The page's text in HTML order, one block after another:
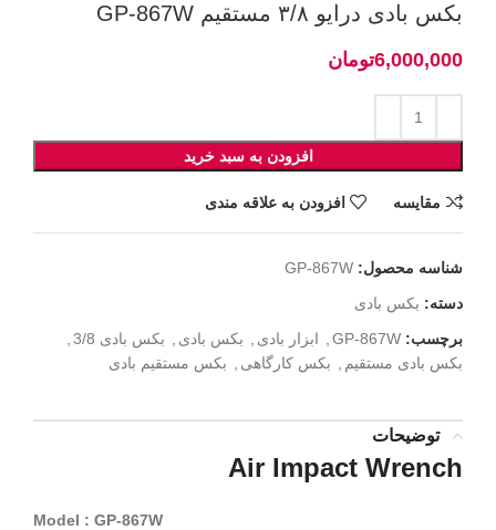
بکس بادی درایو ۳/۸ مستقیم GP-867W
تومان
افزودن به سبد خرید
مقايسه افزودن به علاقه مندی
شناسه محصول: GP-867W
دسته: بکس بادی
برچسب: GP-867W ابزار بادی بکس بادی بکس بادی 3/8
بکس بادی مستقیم
بکس کارگاهی بکس مستقیم بادی
توضیحات
Air Impact Wrench
Model : GP-867W